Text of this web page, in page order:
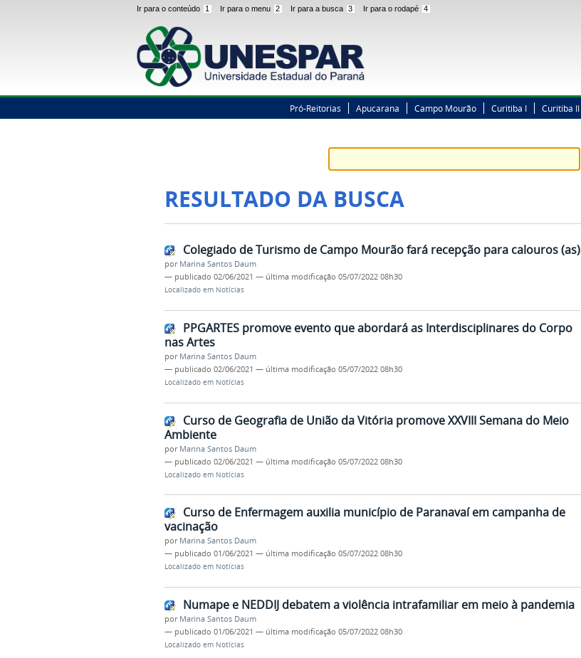
Ir para o conteúdo 1 Ir para o menu 2 Ir para a busca 3 Ir para o rodapé 4
Pró-Reitorias Apucarana Campo Mourão Curitiba I Curitiba II
RESULTADO DA BUSCA
Colegiado de Turismo de Campo Mourão fará recepção para calouros (as)
por Marina Santos Daum
— publicado 02/06/2021 — última modificação 05/07/2022 08h30
Localizado em Notícias
PPGARTES promove evento que abordará as Interdisciplinares do Corpo
nas Artes
por Marina Santos Daum
— publicado 02/06/2021 — última modificação 05/07/2022 08h30
Localizado em Notícias
Curso de Geografia de União da Vitória promove XXVIII Semana do Meio
Ambiente
por Marina Santos Daum
— publicado 02/06/2021 — última modificação 05/07/2022 08h30
Localizado em Notícias
Curso de Enfermagem auxilia município de Paranavaí em campanha de
vacinação
por Marina Santos Daum
— publicado 01/06/2021 — última modificação 05/07/2022 08h30
Localizado em Notícias
Numape e NEDDIJ debatem a violência intrafamiliar em meio à pandemia
por Marina Santos Daum
— publicado 01/06/2021 — última modificação 05/07/2022 08h30
Localizado em Notícias